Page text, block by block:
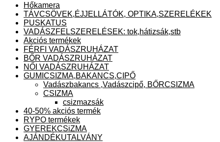
Hőkamera
TÁVCSÖVEK,ÉJJELLÁTÓK, OPTIKA,SZERELÉKEK
PUSKATUS
VADÁSZFELSZERELÉSEK: tok,hátizsák,stb
Akciós termékek
FÉRFI VADÁSZRUHÁZAT
BŐR VADÁSZRUHÁZAT
NŐI VADÁSZRUHÁZAT
GUMICSIZMA,BAKANCS,CIPŐ
Vadászbakancs ,Vadászcipő, BŐRCSIZMA
CSIZMA
csizmazsák
40-50% akciós termék
RYPO termékek
GYEREKCSiZMA
AJÁNDÉKUTALVÁNY